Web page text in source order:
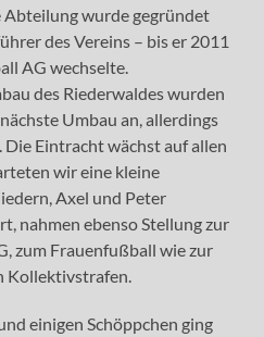
Abteilung wurde gegründet
des Vereins – bis er 2011
AG wechselte.
des Riederwaldes wurden
Umbau an, allerdings
Eintracht wächst auf allen
wir eine kleine
Axel und Peter
nahmen ebenso Stellung zur
zum Frauenfußball wie zur
Kollektivstrafen.
einigen Schöppchen ging